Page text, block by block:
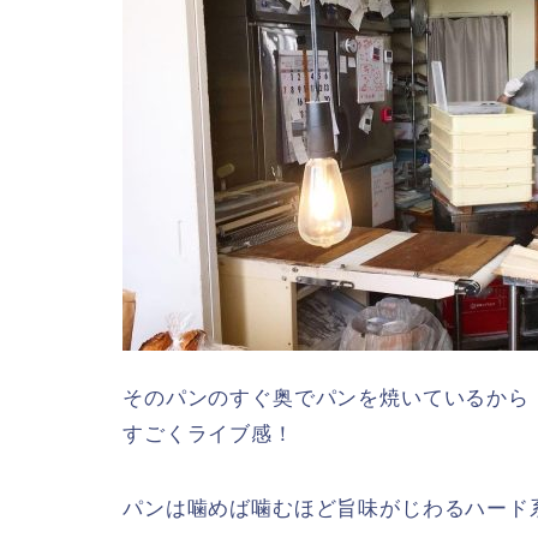
そのパンのすぐ奥でパンを焼いているから
すごくライブ感！
パンは噛めば噛むほど旨味がじわるハード